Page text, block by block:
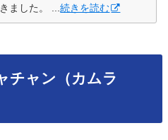
ました。 ...続きを読む
チャン（カムラ